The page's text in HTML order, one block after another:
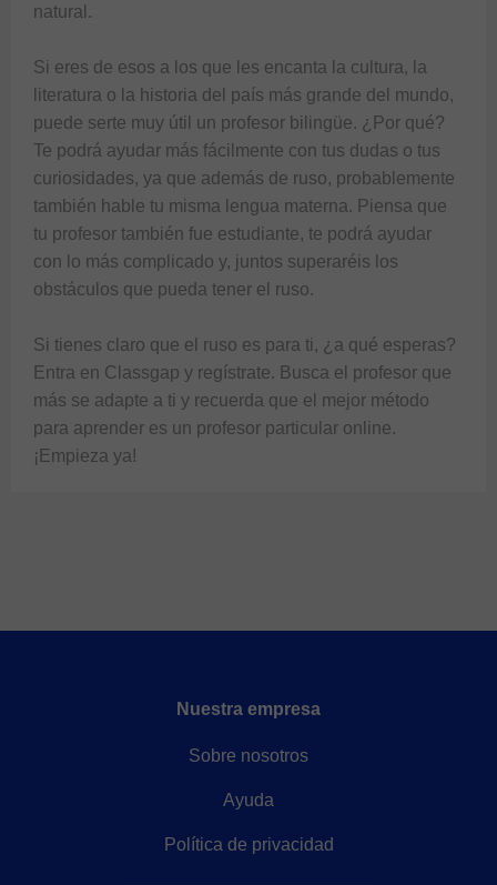
natural.
Si eres de esos a los que les encanta la cultura, la
literatura o la historia del país más grande del mundo,
puede serte muy útil un profesor bilingüe. ¿Por qué?
Te podrá ayudar más fácilmente con tus dudas o tus
curiosidades, ya que además de ruso, probablemente
también hable tu misma lengua materna. Piensa que
tu profesor también fue estudiante, te podrá ayudar
con lo más complicado y, juntos superaréis los
obstáculos que pueda tener el ruso.
Si tienes claro que el ruso es para ti, ¿a qué esperas?
Entra en Classgap y regístrate. Busca el profesor que
más se adapte a ti y recuerda que el mejor método
para aprender es un profesor particular online.
Nuestra empresa
Sobre nosotros
Ayuda
Política de privacidad